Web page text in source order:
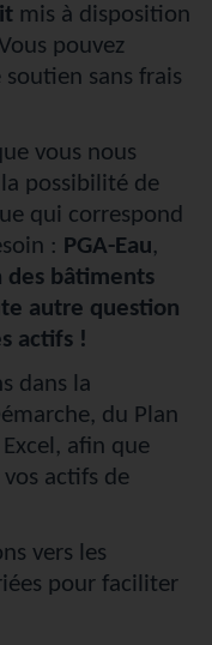
mis à disposition
pouvez
sans frais
vous nous
possibilité de
qui correspond
: PGA-Eau,
des bâtiments
autre question
actifs !
dans la
du Plan
afin que
actifs de
vers les
pour faciliter